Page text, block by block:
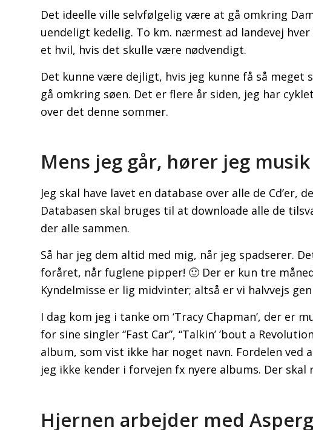
Det ideelle ville selvfølgelig være at gå omkring
uendeligt kedelig. To km. nærmest ad landevej
et hvil, hvis det skulle være nødvendigt.
Det kunne være dejligt, hvis jeg kunne få så meget
gå omkring søen. Det er flere år siden, jeg har
over det denne sommer.
Mens jeg går, hører jeg musik
Jeg skal have lavet en database over alle de
Databasen skal bruges til at downloade alle de
der alle sammen.
Så har jeg dem altid med mig, når jeg spadserer.
foråret, når fuglene pipper! 🙂 Der er kun tre
Kyndelmisse er lig midvinter; altså er vi halvvejs
I dag kom jeg i tanke om ‘Tracy Chapman’, der er
for sine singler “Fast Car”, “Talkin’ ’bout a
album, som vist ikke har noget navn. Fordelen
jeg ikke kender i forvejen fx nyere albums. Der
Hjernen arbejder med